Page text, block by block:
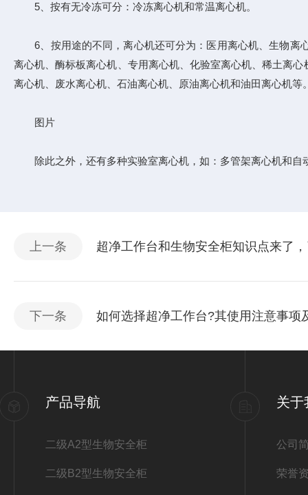
5、按有无冷冻可分：冷冻离心机和常温离心机。
6、按用途的不同，离心机还可分为：医用离心机、生物离
离心机、酶标板离心机、专用离心机、化验室离心机、稀土离
离心机、废水离心机、石油离心机、原油离心机和油田离心机等
图片
除此之外，还有多种实验室离心机，如：多管架离心机和自
上一条 超净工作台和生物安全柜知识点来了
下一条 如何选择超净工作台?其使用注意事项
产品导航
二级A2型生物安全柜
二级B2型生物安全柜
关于
公司
荣誉